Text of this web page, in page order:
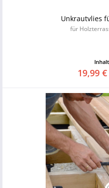
Unkrautvlies
für
Inhalt
19,99 €